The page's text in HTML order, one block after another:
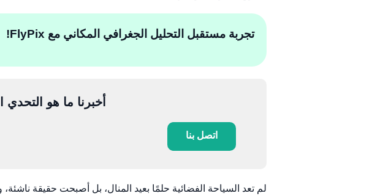
تجربة مستقبل التحليل الجغرافي المكاني مع FlyPix!
أخبرنا ما هو
اتصل بنا
لم تعد السياحة الفضائية حلمًا بعيد المنال، بل أصبحت حقيقة